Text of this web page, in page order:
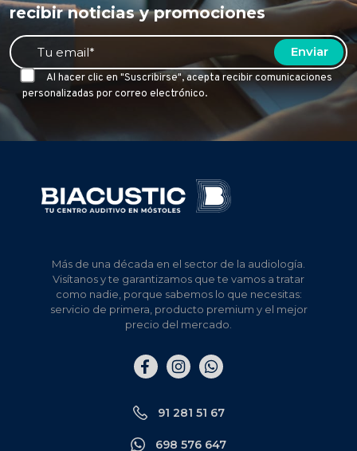
recibir noticias y promociones
Al hacer clic en "Suscribirse", acepta recibir comunicaciones
personalizadas por correo electrónico.
Más de una década en el sector de la audiología.
Visítanos y te garantizamos que te vamos a tratar
como nadie, porque sabemos lo que necesitas:
servicio de primera, producto premium y el mejor
precio del mercado.
Elemento
del
Elemento
del
Elemento
del
91 281 51 67
698 576 647